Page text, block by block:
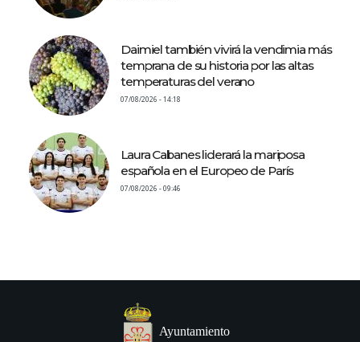
Daimiel también vivirá la vendimia más
temprana de su historia por las altas
temperaturas del verano
07/08/2026 - 14:18
Laura Cabanes liderará la mariposa
española en el Europeo de París
07/08/2026 - 09:46